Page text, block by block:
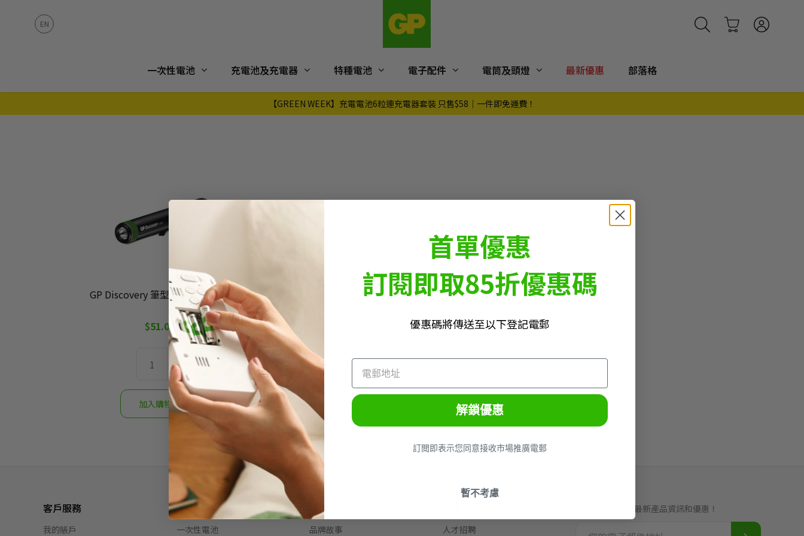
一次性電池 充電池及充電器 特種電池 電子配件 電筒及頭燈 最新優惠 部落格
【GREEN WEEK】充電電池6粒連充電器套裝 只售$58｜一件即免運費！
GP Discovery 筆型手電筒 - CP21
$51.00
客戶服務
我的賬戶
產品
一次性電池
探索更多GP
品牌故事 人才招聘
立即訂閱，獲取最新產品資訊和優惠！
首單優惠
訂閱即取85折優惠碼
優惠碼將傳送至以下登記電郵
解鎖優惠
訂閲即表示您同意接收市場推廣電郵
暫不考慮